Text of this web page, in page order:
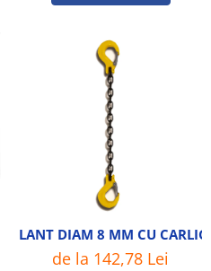
LANT DIAM 8 MM CU
de la 142,78 Lei